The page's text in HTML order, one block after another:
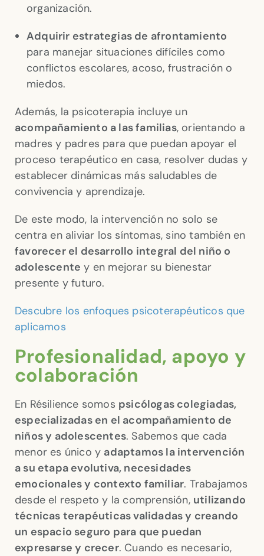
organización.
Adquirir estrategias de afrontamiento
para manejar situaciones difíciles como
conflictos escolares, acoso, frustración o
miedos.
Además, la psicoterapia incluye un
acompañamiento a las familias, orientando a
madres y padres para que puedan apoyar el
proceso terapéutico en casa, resolver dudas y
establecer dinámicas más saludables de
convivencia y aprendizaje.
De este modo, la intervención no solo se
centra en aliviar los síntomas, sino también en
favorecer el desarrollo integral del niño o
adolescente y en mejorar su bienestar
presente y futuro.
Descubre los enfoques psicoterapéuticos que
aplicamos
Profesionalidad, apoyo y
colaboración
En Résilience somos psicólogas colegiadas,
especializadas en el acompañamiento de
niños y adolescentes. Sabemos que cada
menor es único y adaptamos la intervención
a su etapa evolutiva, necesidades
emocionales y contexto familiar. Trabajamos
desde el respeto y la comprensión, utilizando
técnicas terapéuticas validadas y creando
un espacio seguro para que puedan
expresarse y crecer. Cuando es necesario,